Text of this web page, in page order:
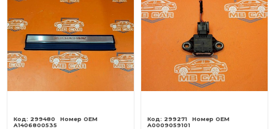
299480
A1406800535
299271
A0009059101